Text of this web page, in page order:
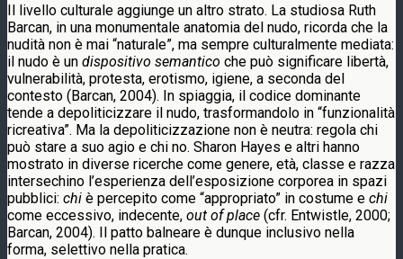
Il livello culturale aggiunge un altro strato. La studiosa Ruth
Barcan, in una monumentale anatomia del nudo, ricorda che la
nudità non è mai “naturale”, ma sempre culturalmente mediata:
il nudo è un dispositivo semantico che può significare libertà,
vulnerabilità, protesta, erotismo, igiene, a seconda del
contesto (Barcan, 2004). In spiaggia, il codice dominante
tende a depoliticizzare il nudo, trasformandolo in “funzionalità
ricreativa”. Ma la depoliticizzazione non è neutra: regola chi
può stare a suo agio e chi no. Sharon Hayes e altri hanno
mostrato in diverse ricerche come genere, età, classe e razza
intersechino l’esperienza dell’esposizione corporea in spazi
pubblici: chi è percepito come “appropriato” in costume e chi
come eccessivo, indecente, out of place (cfr. Entwistle, 2000;
Barcan, 2004). Il patto balneare è dunque inclusivo nella
forma, selettivo nella pratica.